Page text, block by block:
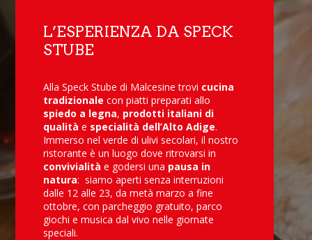
L’ESPERIENZA DA SPECK
STUBE
Alla Speck Stube di Malcesine trovi cucina
tradizionale con piatti preparati allo
spiedo a legna, prodotti italiani di
qualità e specialità dell’Alto Adige.
Immerso nel verde di ulivi secolari, il nostro
ristorante è un luogo dove ritrovarsi in
convivialità e godersi una pausa in
natura: siamo aperti senza interruzioni
dalle 12 alle 23, da metà marzo a fine
ottobre, con parcheggio gratuito, parco
giochi e musica dal vivo nelle giornate
speciali.